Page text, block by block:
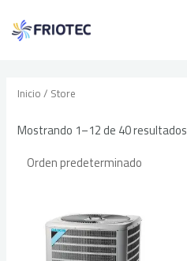
Inicio / Store
Mostrando 1–12 de 40 resultados